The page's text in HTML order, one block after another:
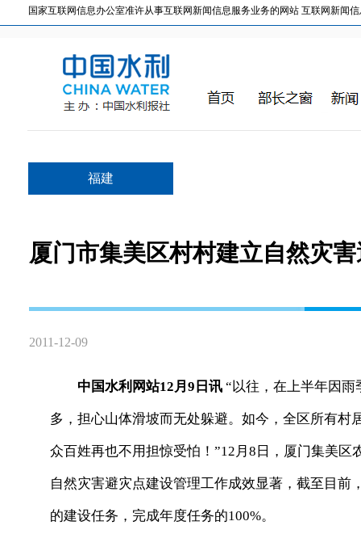
国家互联网信息办公室准许从事互联网新闻信息服务业务的网站 互联网新闻信
福建
厦门市集美区村村建立自然灾
2011-12-09
中国水利网站12月9日讯 “以往，在上半年因
多，担心山体滑坡而无处躲避。如今，全区所有
众百姓再也不用担惊受怕！”12月8日，厦门集美
自然灾害避灾点建设管理工作成效显著，截至目
的建设任务，完成年度任务的100%。